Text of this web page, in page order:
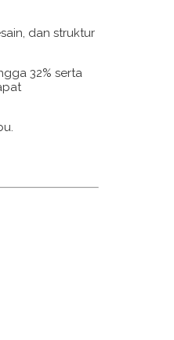
dan struktur
32% serta